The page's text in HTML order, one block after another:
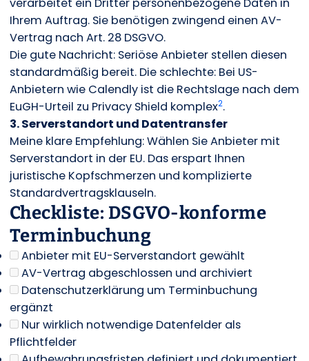
Ihrem Auftrag. Sie benötigen zwingend einen AV-
Vertrag nach Art. 28 DSGVO.
Die gute Nachricht: Seriöse Anbieter stellen diesen
standardmäßig bereit. Die schlechte: Bei US-
Anbietern wie Calendly ist die Rechtslage nach dem
EuGH-Urteil zu Privacy Shield komplex2.
3. Serverstandort und Datentransfer
Meine klare Empfehlung: Wählen Sie Anbieter mit
Serverstandort in der EU. Das erspart Ihnen
juristische Kopfschmerzen und komplizierte
Standardvertragsklauseln.
Checkliste: DSGVO-konforme
Terminbuchung
Anbieter mit EU-Serverstandort gewählt
AV-Vertrag abgeschlossen und archiviert
Datenschutzerklärung um Terminbuchung
ergänzt
Nur wirklich notwendige Datenfelder als
Pflichtfelder